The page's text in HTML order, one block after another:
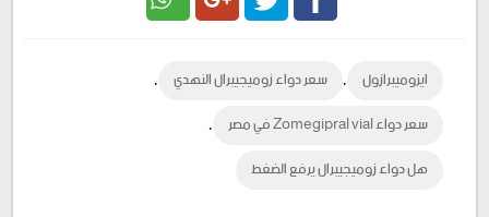
Plus ايزوميبرازول , سعر دواء زوميجيبرال النهدي ,
سعر دواء Zomegipral vial في مصر ,
هل دواء زوميجيبرال يرفع الضغط